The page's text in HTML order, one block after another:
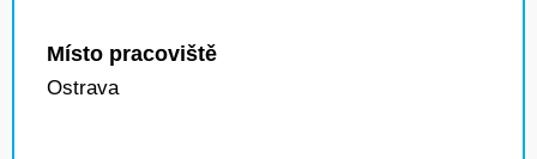
Místo pracoviště
Ostrava